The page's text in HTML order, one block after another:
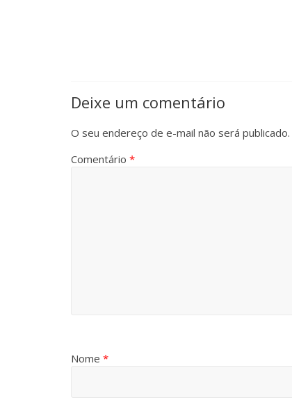
Deixe um comentário
O seu endereço de e-mail não será publicado.
Comentário *
Nome *